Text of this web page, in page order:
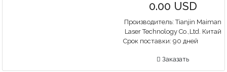
0.00 USD
Производитель:Tianjin Maiman
Laser Technology Co.,Ltd. Китай
Срок поставки: 90 дней
Заказать